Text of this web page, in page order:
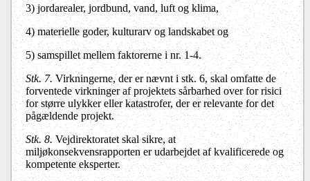
3) jordarealer, jordbund, vand, luft og klima,
4) materielle goder, kulturarv og landskabet og
5) samspillet mellem faktorerne i nr. 1-4.
Stk. 7. Virkningerne, der er nævnt i stk. 6, skal omfatte de
forventede virkninger af projektets sårbarhed over for risici
for større ulykker eller katastrofer, der er relevante for det
pågældende projekt.
Stk. 8. Vejdirektoratet skal sikre, at
miljøkonsekvensrapporten er udarbejdet af kvalificerede og
kompetente eksperter.